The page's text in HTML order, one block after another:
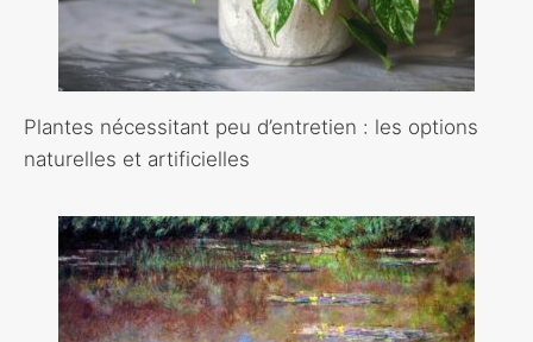
Plantes nécessitant peu d’entretien : les options
naturelles et artificielles